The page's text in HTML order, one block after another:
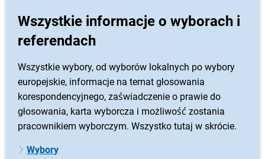
Wszystkie informacje o wyborach i
referendach
Wszystkie wybory, od wyborów lokalnych po wybory
europejskie, informacje na temat głosowania
korespondencyjnego, zaświadczenie o prawie do
głosowania, karta wyborcza i możliwość zostania
pracownikiem wyborczym. Wszystko tutaj w skrócie.
Wybory